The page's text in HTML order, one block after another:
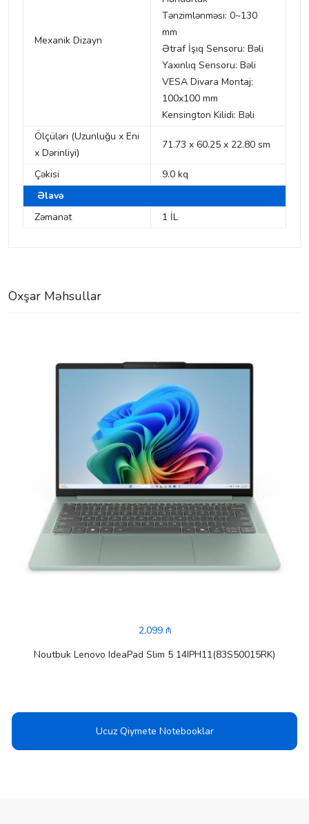
Mexanik Dizayn
Tənzimlənməsi: 0~130
mm
Ətraf İşıq Sensoru: Bəli
Yaxınlıq Sensoru: Bəli
VESA Divara Montaj:
100x100 mm
Kensington Kilidi: Bəli
Ölçüləri (Uzunluğu x Eni
x Dərinliyi)
71.73 x 60.25 x 22.80 sm
Çəkisi
9.0 kq
Əlavə
Zəmanət
1 İL
Oxşar Məhsullar
2,099 ₼
Noutbuk Lenovo IdeaPad Slim 5 14IPH11(83S50015RK)
Ucuz Qiymete Notebooklar